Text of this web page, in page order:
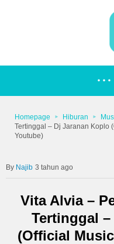
Homepage Hiburan
Tertinggal – Dj Jaranan Koplo
Youtube)
Najib 3 tahun ago
Vita Alvia –
Tertinggal
(Official